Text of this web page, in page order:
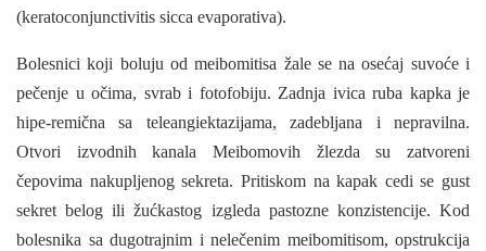
(keratoconjuncti­vitis sicca evaporativa).
Bolesnici koji boluju od meibomitisa žale se na osećaj suvoće i
pečenje u očima, svrab i fotofobiju. Zadnja ivica ruba kapka je
hipe-remična sa teleangiektazijama, zadebljana i nepravilna.
Otvori izvodnih kanala Meibomovih žlezda su zatvoreni
čepovima naku­pljenog sekreta. Pritiskom na kapak cedi se gust
sekret belog ili žućkastog izgleda pastozne konzistencije. Kod
bolesnika sa dugo­trajnim i nelečenim meibomitisom, opstrukcija